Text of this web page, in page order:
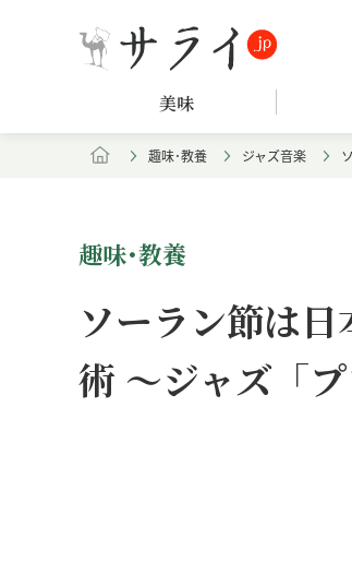
美味
趣味･教養 ジャズ音楽
趣味･教養
ソーラン節は
術 〜ジャズ「